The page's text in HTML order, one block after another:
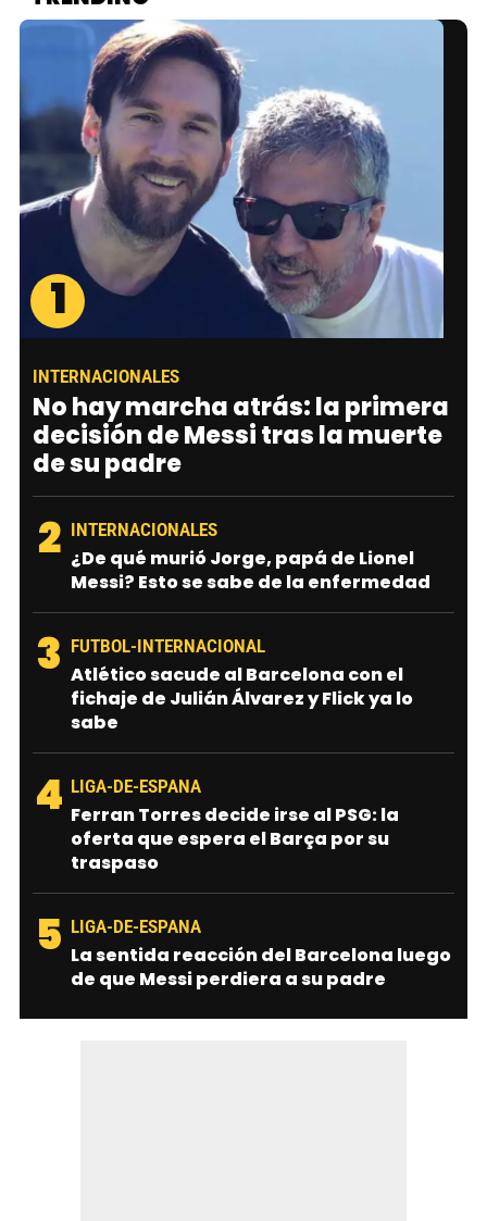
1
INTERNACIONALES
No hay marcha atrás: la primera
decisión de Messi tras la muerte
de su padre
2 INTERNACIONALES
¿De qué murió Jorge, papá de Lionel
Messi? Esto se sabe de la enfermedad
3 FUTBOL-INTERNACIONAL
Atlético sacude al Barcelona con el
fichaje de Julián Álvarez y Flick ya lo
sabe
4 LIGA-DE-ESPANA
Ferran Torres decide irse al PSG: la
oferta que espera el Barça por su
traspaso
5 LIGA-DE-ESPANA
La sentida reacción del Barcelona luego
de que Messi perdiera a su padre